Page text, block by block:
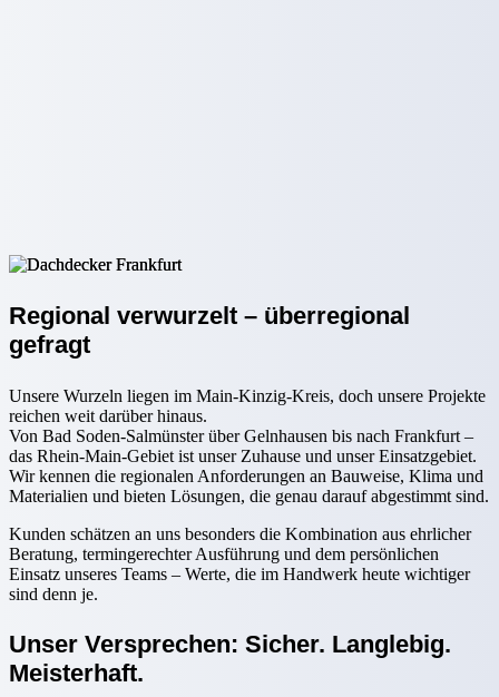
Regional verwurzelt – überregional
gefragt
Unsere Wurzeln liegen im Main-Kinzig-Kreis, doch unsere Projekte
reichen weit darüber hinaus.
Von Bad Soden-Salmünster über Gelnhausen bis nach Frankfurt –
das Rhein-Main-Gebiet ist unser Zuhause und unser Einsatzgebiet.
Wir kennen die regionalen Anforderungen an Bauweise, Klima und
Materialien und bieten Lösungen, die genau darauf abgestimmt sind.
Kunden schätzen an uns besonders die Kombination aus ehrlicher
Beratung, termingerechter Ausführung und dem persönlichen
Einsatz unseres Teams – Werte, die im Handwerk heute wichtiger
sind denn je.
Unser Versprechen: Sicher. Langlebig.
Meisterhaft.